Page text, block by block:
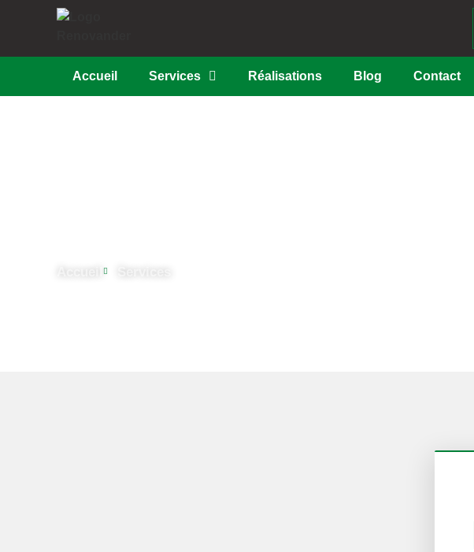
Accueil Services Réalisations Blog Contact